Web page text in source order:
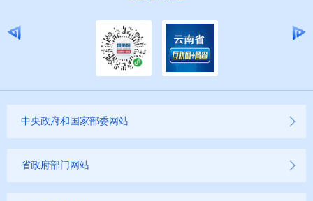
中央政府和国家部委网站
省政府部门网站